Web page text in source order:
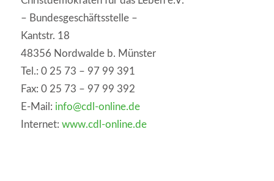
– Bundesgeschäftsstelle –
Kantstr. 18
48356 Nordwalde b. Münster
Tel.: 0 25 73 – 97 99 391
Fax: 0 25 73 – 97 99 392
E-Mail: info@cdl-online.de
Internet: www.cdl-online.de